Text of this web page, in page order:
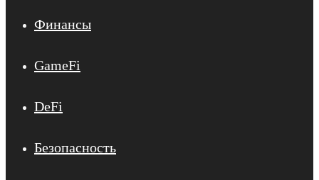
Финансы
GameFi
DeFi
Безопасность